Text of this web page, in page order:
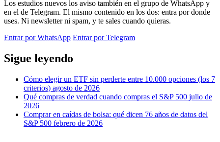
Los estudios nuevos los aviso también en el grupo de WhatsApp y
en el de Telegram. El mismo contenido en los dos: entra por donde
uses. Ni newsletter ni spam, y te sales cuando quieras.
Entrar por WhatsApp Entrar por Telegram
Sigue leyendo
Cómo elegir un ETF sin perderte entre 10.000 opciones (los 7
criterios) agosto de 2026
Qué compras de verdad cuando compras el S&P 500 julio de
2026
Comprar en caídas de bolsa: qué dicen 76 años de datos del
S&P 500 febrero de 2026